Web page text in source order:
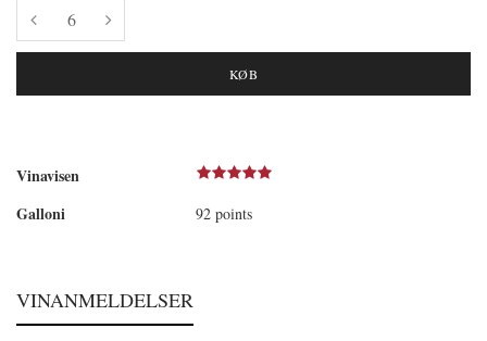
KØB
Vinavisen
Galloni
92 points
VINANMELDELSER